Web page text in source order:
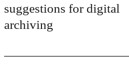
suggestions for digital
archiving